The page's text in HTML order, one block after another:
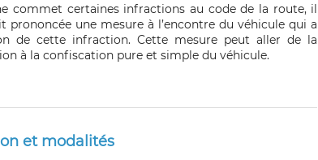
commet certaines infractions au code de la route, il
prononcée une mesure à l’encontre du véhicule qui a
de cette infraction. Cette mesure peut aller de la
à la confiscation pure et simple du véhicule.
et modalités